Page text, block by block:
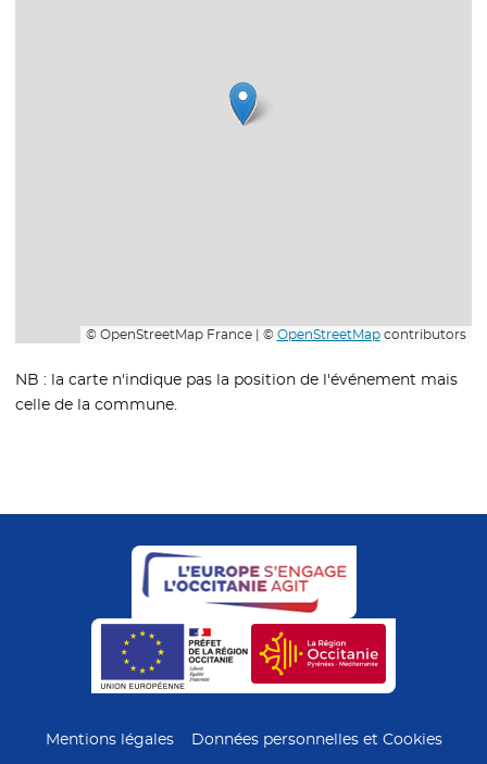
© OpenStreetMap France | © OpenStreetMapcontributors
NB : la carte n'indique pas la position de l'événement mais
celle de la commune.
- Nouvelle fenêtre
- Nouvelle fenêtre- Nouvelle fenêtre
Mentions légales Données personnelles et Cookies